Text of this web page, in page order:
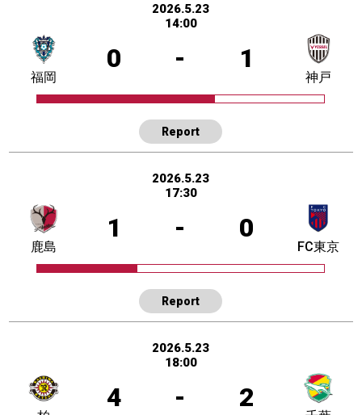
2026.5.23
14:00
0 - 1
福岡 神戸
Report
2026.5.23
17:30
1 - 0
鹿島 FC東京
Report
2026.5.23
18:00
4 - 2